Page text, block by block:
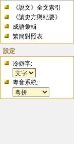
《說文》全文索引
《讀史方輿紀要》
成語彙輯
繁簡對照表
設定
冷僻字:
粵音系統: